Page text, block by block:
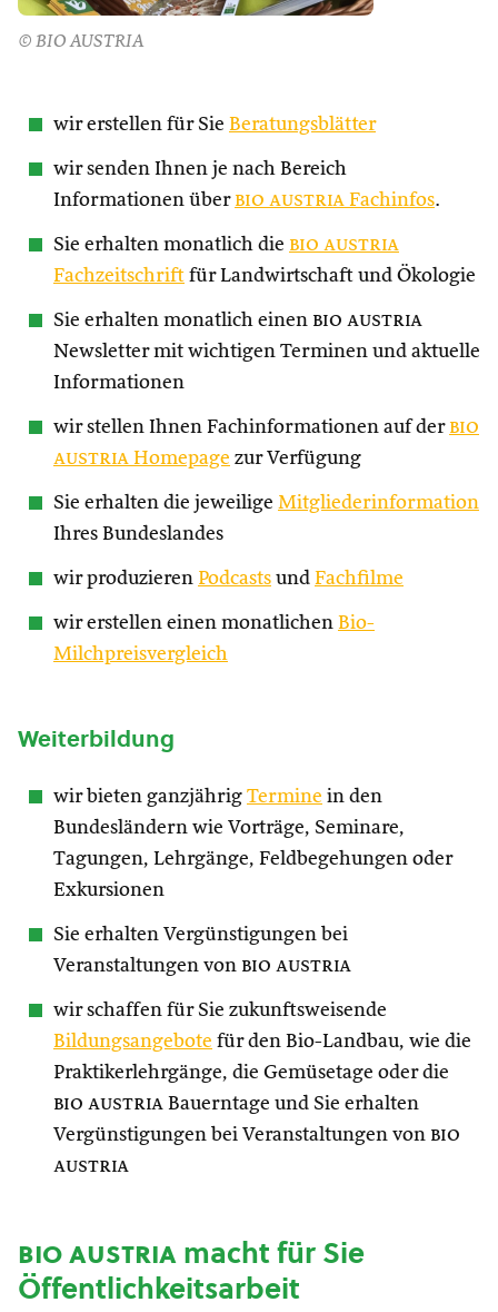
© BIO AUSTRIA
wir erstellen für Sie Beratungsblätter
wir senden Ihnen je nach Bereich
Informationen über bio austria Fachinfos.
Sie erhalten monatlich die bio austria
Fachzeitschrift für Landwirtschaft und Ökologie
Sie erhalten monatlich einen bio austria
Newsletter mit wichtigen Terminen und aktuelle
Informationen
wir stellen Ihnen Fachinformationen auf der bio
austria Homepage zur Verfügung
Sie erhalten die jeweilige Mitgliederinformation
Ihres Bundeslandes
wir produzieren Podcasts und Fachfilme
wir erstellen einen monatlichen Bio-
Milchpreisvergleich
Weiterbildung
wir bieten ganzjährig Termine in den
Bundesländern wie Vorträge, Seminare,
Tagungen, Lehrgänge, Feldbegehungen oder
Exkursionen
Sie erhalten Vergünstigungen bei
Veranstaltungen von bio austria
wir schaffen für Sie zukunftsweisende
Bildungsangebote für den Bio-Landbau, wie die
Praktikerlehrgänge, die Gemüsetage oder die
bio austria Bauerntage und Sie erhalten
Vergünstigungen bei Veranstaltungen von bio
austria
bio austriamacht für Sie
Öffentlichkeitsarbeit